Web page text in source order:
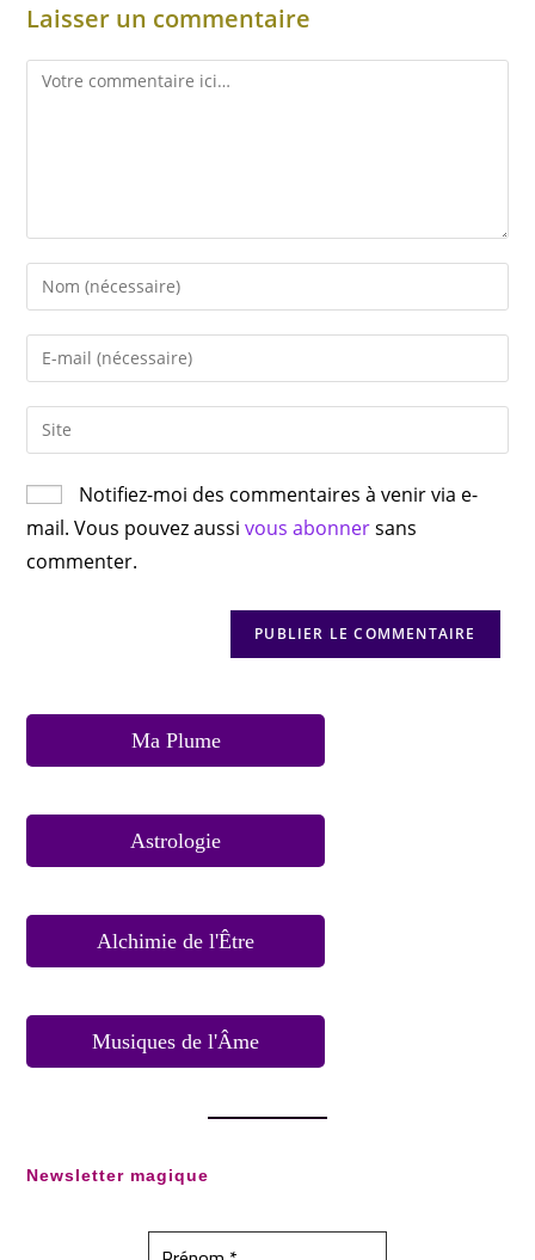
Laisser un commentaire
Notifiez-moi des commentaires à venir via e-
mail. Vous pouvez aussivous abonnersans
commenter.
Ma Plume
Astrologie
Alchimie de l'Être
Musiques de l'Âme
Newsletter magique